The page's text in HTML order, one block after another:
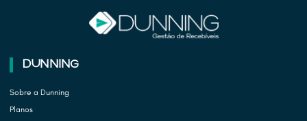
DUNNING
Sobre a Dunning
Planos